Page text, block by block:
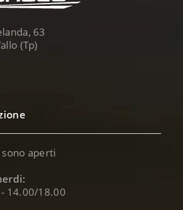
63
(Tp)
aperti
14.00/18.00